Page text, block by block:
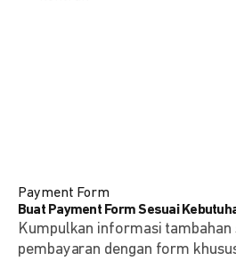
Payment Form
Buat Payment Form Sesuai
Kumpulkan informasi tambahan
pembayaran dengan form